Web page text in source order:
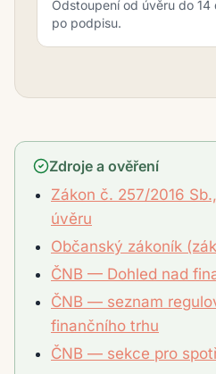
Odstoupení od úvěru do 14
po podpisu.
Zdroje a ověření
Zákon č. 257/2016
úvěru
Občanský zákoník
ČNB — Dohled nad
ČNB — seznam
finančního trhu
ČNB — sekce pro